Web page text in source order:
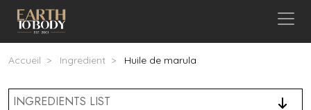
Aller au contenu principal
Fil d'Ariane
Accueil Ingredient Huile de marula
INGREDIENTS LIST